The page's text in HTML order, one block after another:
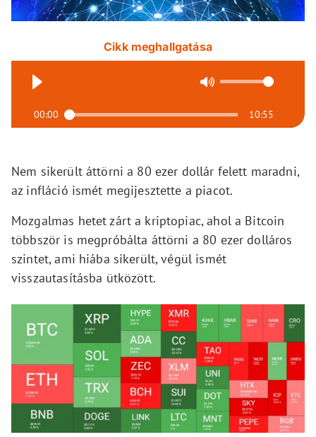
Cikk meghallgatása
00:00 10:55
Nem sikerült áttörni a 80 ezer dollár felett maradni,
az infláció ismét megijesztette a piacot.
Mozgalmas hetet zárt a kriptopiac, ahol a Bitcoin
többször is megpróbálta áttörni a 80 ezer dolláros
szintet, ami hiába sikerült, végül ismét
visszautasításba ütközött.